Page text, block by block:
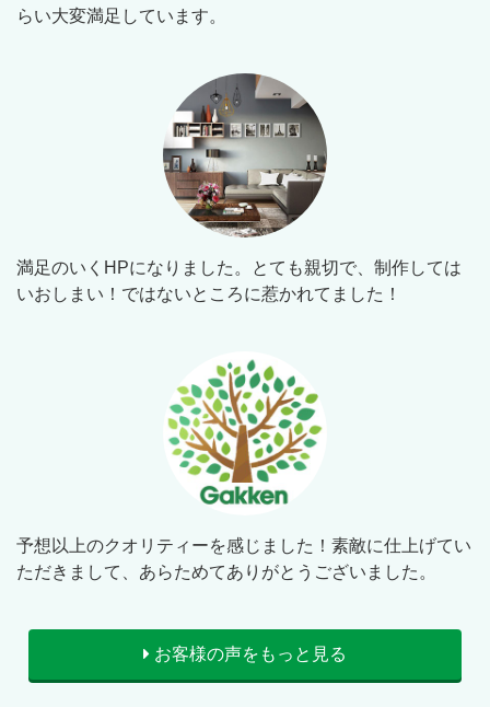
らい大変満足しています。
満足のいくHPになりました。とても親切で、制作しては
いおしまい！ではないところに惹かれてました！
予想以上のクオリティーを感じました！素敵に仕上げてい
ただきまして、あらためてありがとうございました。
お客様の声をもっと見る